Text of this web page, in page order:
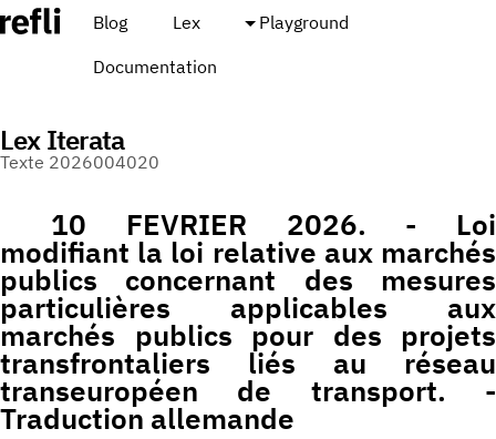
Blog Lex
Playground
Documentation
Lex Iterata
Texte 2026004020
10 FEVRIER 2026. - Loi
modifiant la loi relative aux marchés
publics concernant des mesures
particulières applicables aux
marchés publics pour des projets
transfrontaliers liés au réseau
transeuropéen de transport. -
Traduction allemande